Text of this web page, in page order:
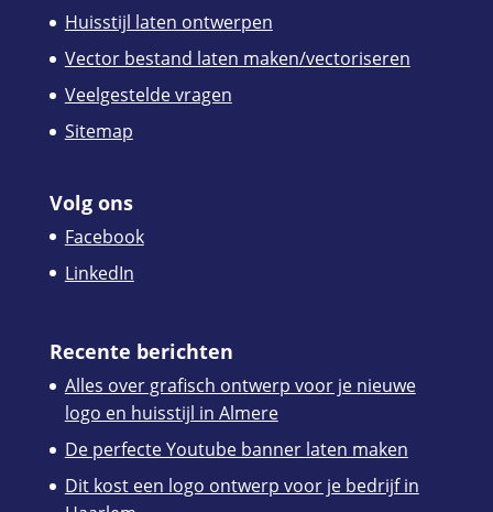
Huisstijl laten ontwerpen
Vector bestand laten maken/vectoriseren
Veelgestelde vragen
Sitemap
Volg ons
Facebook
LinkedIn
Recente berichten
Alles over grafisch ontwerp voor je nieuwe
logo en huisstijl in Almere
De perfecte Youtube banner laten maken
Dit kost een logo ontwerp voor je bedrijf in